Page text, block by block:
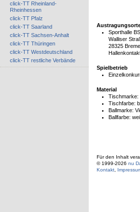
click-TT Rheinland-
Rheinhessen
click-TT Pfalz
click-TT Saarland
click-TT Sachsen-Anhalt
click-TT Thüringen
click-TT Westdeutschland
click-TT restliche Verbände
Sporthalle
Walliser
28325
Spielbetrieb
Material
Tischmarke:
Tischfarbe:
Ballmarke:
Ballfarbe:
Für den Inhalt
© 1999-2026 nu
Kontakt